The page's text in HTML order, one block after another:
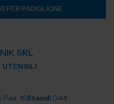
PER PADIGLIONE
SRL
UTENSILI
Pad. 16Stand: D44